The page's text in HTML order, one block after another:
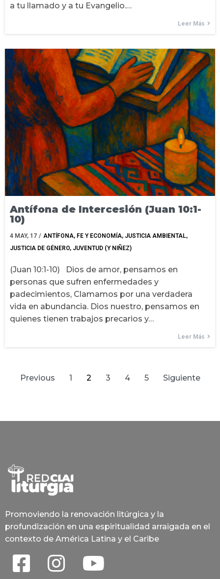
a tu llamado y a tu Evangelio.…
Leer Más
Antífona de Intercesión (Juan 10:1-
10)
4 MAY, 17 / ANTÍFONA FE Y ECONOMÍA JUSTICIA AMBIENTAL
JUSTICIA DE GÉNERO JUVENTUD (Y NIÑEZ)
(Juan 10:1-10) Dios de amor, pensamos en
personas que sufren enfermedades y
padecimientos, Clamamos por una verdadera
vida en abundancia. Dios nuestro, pensamos en
quienes tienen trabajos precarios y…
Leer Más
Previous 1 2 3 4 5 Siguiente
Promoviendo la renovación litúrgica y la
profundización en una espiritualidad arraigada en el
contexto de América Latina y el Caribe